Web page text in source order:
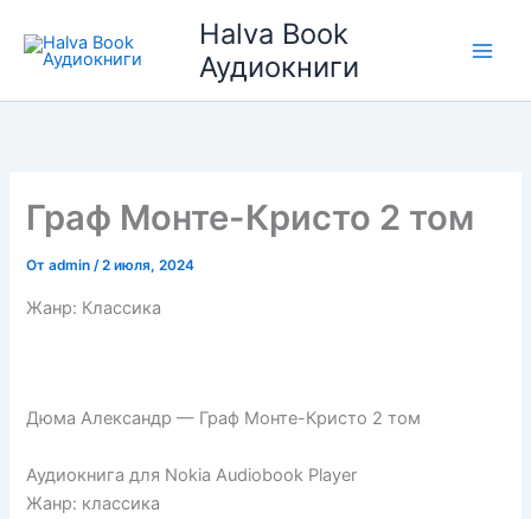
содержимому
Halva Book
Аудиокниги
Граф Монте-Кристо 2 том
Отadmin/2 июля, 2024
Жанр: Классика
Дюма Александр — Граф Монте-Кристо 2 том
Аудиокнига для Nokia Audiobook Player
Жанр: классика